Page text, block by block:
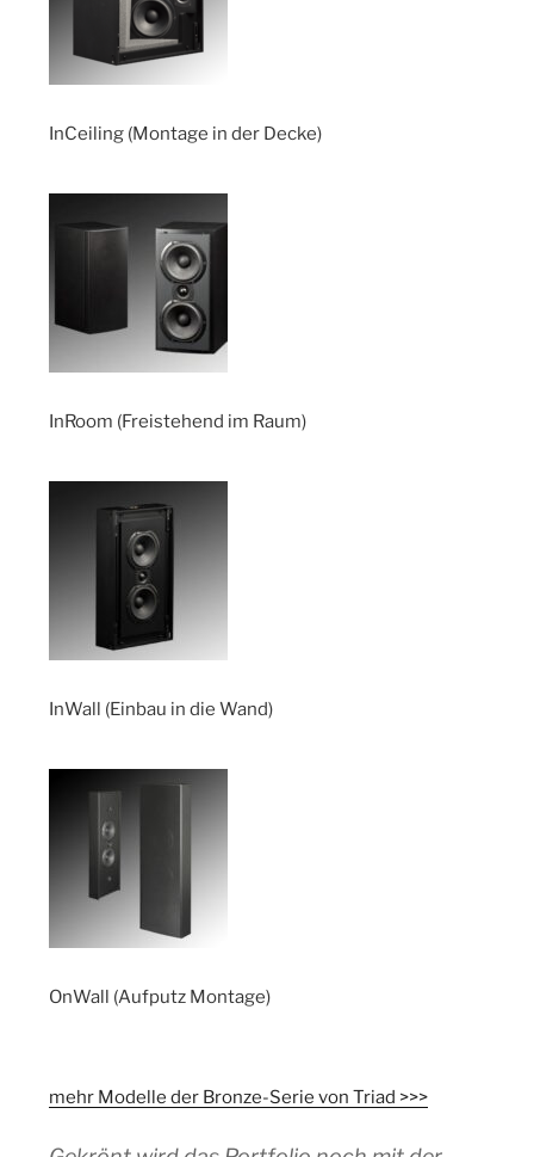
InCeiling (Montage in der Decke)
InRoom (Freistehend im Raum)
InWall (Einbau in die Wand)
OnWall (Aufputz Montage)
mehr Modelle der Bronze-Serie von Triad >>>